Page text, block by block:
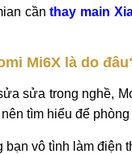
cầnthay main
Mi6X là do
sửa trong nghề,
tìm hiểu để phòng
bạn vô tình làm điện